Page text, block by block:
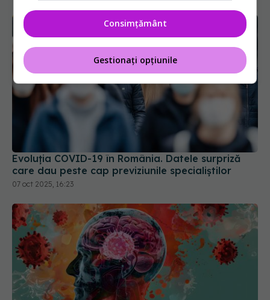
Evoluția COVID-19 în România. Datele surpriză
care dau peste cap previziunile specialiștilor
07 oct 2025, 16:23
Consimțământ
Gestionați opțiunile